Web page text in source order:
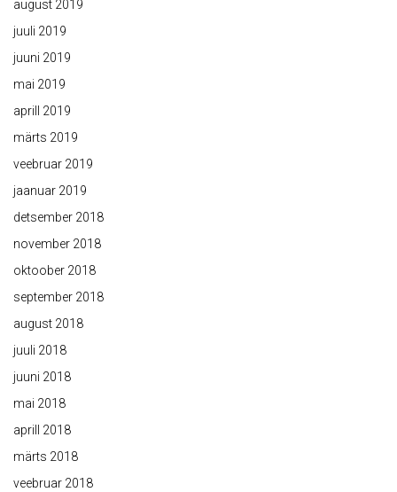
august 2019
juuli 2019
juuni 2019
mai 2019
aprill 2019
märts 2019
veebruar 2019
jaanuar 2019
detsember 2018
november 2018
oktoober 2018
september 2018
august 2018
juuli 2018
juuni 2018
mai 2018
aprill 2018
märts 2018
veebruar 2018